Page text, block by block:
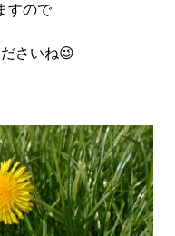
すので
さいね😉